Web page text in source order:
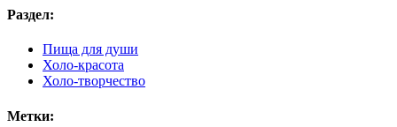
Раздел:
Пища для души
Холо-красота
Холо-творчество
Метки: